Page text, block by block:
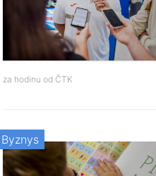
za hodinu od ČTK
Byznys